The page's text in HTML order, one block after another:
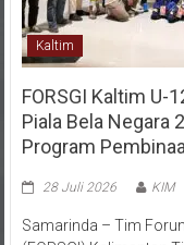
Kaltim
FORSGI Kaltim U-
Piala Bela Negara
Program
(FORSGI) Kalimantan